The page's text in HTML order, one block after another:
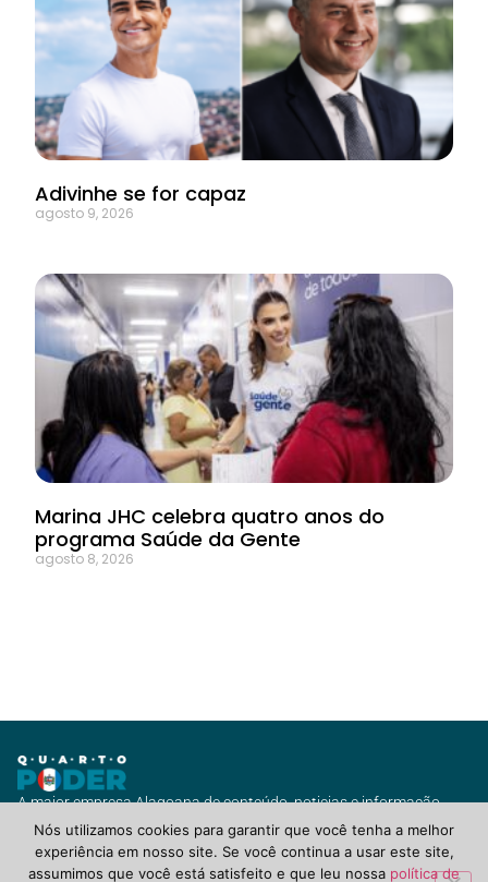
Adivinhe se for capaz
agosto 9, 2026
Marina JHC celebra quatro anos do
programa Saúde da Gente
agosto 8, 2026
A maior empresa Alagoana de conteúdo, noticias e informação
com vários canais de jornalismo e diversas soluções para você ou
seu negócio.
Nós utilizamos cookies para garantir que você tenha a melhor
experiência em nosso site. Se você continua a usar este site,
assumimos que você está satisfeito e que leu nossa política de